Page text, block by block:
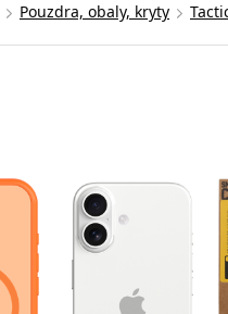
Pouzdra, obaly, kryty